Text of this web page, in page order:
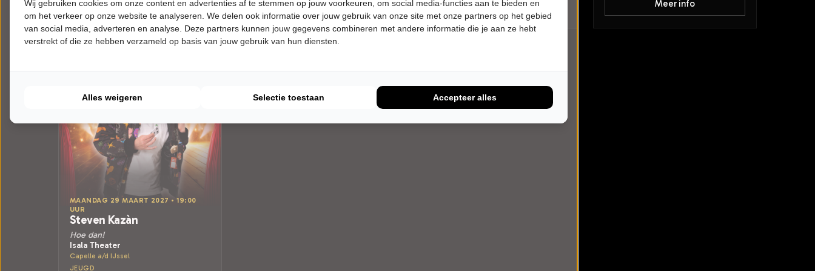
Meer info Meer info Meer info
MAANDAG 29 MAART 2027 • 19:00
UUR
Steven Kazàn
Hoe dan!
Isala Theater
Capelle a/d IJssel
JEUGD
Wij gebruiken cookies om onze content en advertenties af te stemmen op jouw voorkeuren, om social media-functies aan te bieden en
om het verkeer op onze website te analyseren. We delen ook informatie over jouw gebruik van onze site met onze partners op het gebied
van social media, adverteren en analyse. Deze partners kunnen jouw gegevens combineren met andere informatie die je aan ze hebt
verstrekt of die ze hebben verzameld op basis van jouw gebruik van hun diensten.
Alles weigeren Selectie toestaan Accepteer alles